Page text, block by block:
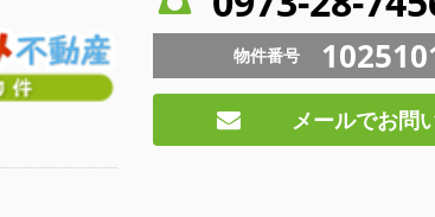
物件番号
メールでお問